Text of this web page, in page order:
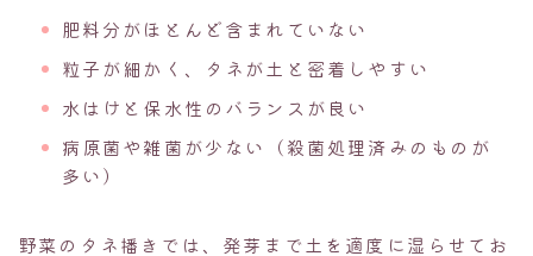
肥料分がほとんど含まれていない
粒子が細かく、タネが土と密着しやすい
水はけと保水性のバランスが良い
病原菌や雑菌が少ない（殺菌処理済みのものが
多い）
野菜のタネ播きでは、発芽まで土を適度に湿らせてお